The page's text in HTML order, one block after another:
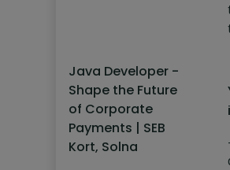
Java Developer -
Shape the Future
of Corporate
Payments | SEB
Kort, Solna